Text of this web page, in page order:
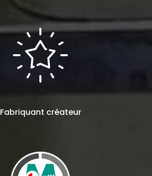
Fabriquant créateur